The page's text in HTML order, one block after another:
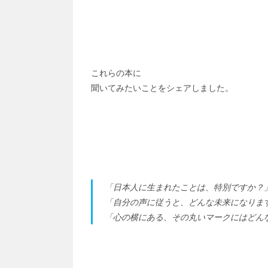
これらの本に
聞いてみたいことをシェアしました。
「日本人に生まれたことは、特別ですか？」
「自分の声に従うと、どんな未来になりま
「心の横にある、その丸いマークにはどん